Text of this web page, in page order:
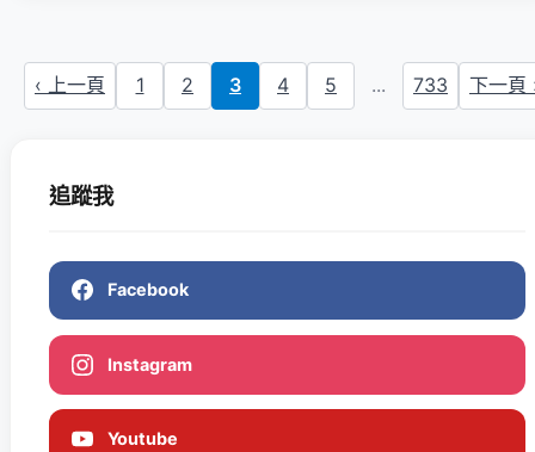
‹ 上一頁 1 2 3 4 5 ... 733 下一頁
追蹤我
Facebook
Instagram
Youtube